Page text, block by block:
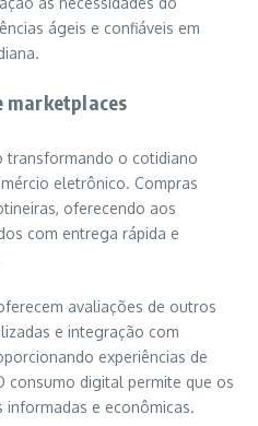
ágeis e confiáveis em
marketplaces
transformando o cotidiano
eletrônico. Compras
oferecendo aos
com entrega rápida e
avaliações de outros
e integração com
experiências de
consumo digital permite que os
informadas e econômicas.